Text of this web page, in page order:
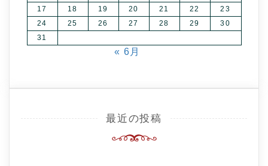
17
18 19 20 21 22
23
24
25 26 27 28 29
30
31
« 6月
最近の投稿